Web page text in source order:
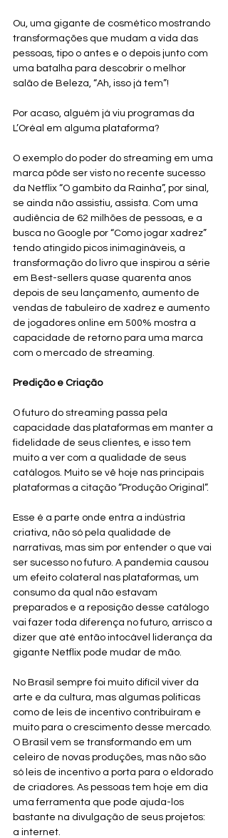
Ou, uma gigante de cosmético mostrando
transformações que mudam a vida das
pessoas, tipo o antes e o depois junto com
uma batalha para descobrir o melhor
salão de Beleza, “Ah, isso já tem”!
Por acaso, alguém já viu programas da
L’Oréal em alguma plataforma?
O exemplo do poder do streaming em uma
marca pôde ser visto no recente sucesso
da Netflix “O gambito da Rainha”, por sinal,
se ainda não assistiu, assista. Com uma
audiência de 62 milhões de pessoas, e a
busca no Google por “Como jogar xadrez”
tendo atingido picos inimagináveis, a
transformação do livro que inspirou a série
em Best-sellers quase quarenta anos
depois de seu lançamento, aumento de
vendas de tabuleiro de xadrez e aumento
de jogadores online em 500% mostra a
capacidade de retorno para uma marca
com o mercado de streaming.
Predição e Criação
O futuro do streaming passa pela
capacidade das plataformas em manter a
fidelidade de seus clientes, e isso tem
muito a ver com a qualidade de seus
catálogos. Muito se vê hoje nas principais
plataformas a citação “Produção Original”.
Esse é a parte onde entra a indústria
criativa, não só pela qualidade de
narrativas, mas sim por entender o que vai
ser sucesso no futuro. A pandemia causou
um efeito colateral nas plataformas, um
consumo da qual não estavam
preparados e a reposição desse catálogo
vai fazer toda diferença no futuro, arrisco a
dizer que até então intocável liderança da
gigante Netflix pode mudar de mão.
No Brasil sempre foi muito difícil viver da
arte e da cultura, mas algumas politicas
como de leis de incentivo contribuíram e
muito para o crescimento desse mercado.
O Brasil vem se transformando em um
celeiro de novas produções, mas não são
só leis de incentivo a porta para o eldorado
de criadores. As pessoas tem hoje em dia
uma ferramenta que pode ajuda-los
bastante na divulgação de seus projetos:
a internet.